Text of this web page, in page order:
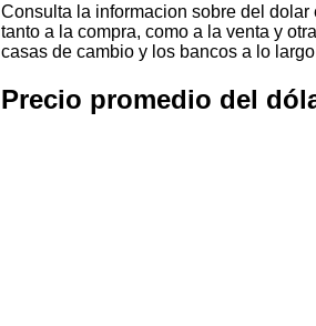
Consulta la informacion sobre del dolar
tanto a la compra, como a la venta y
casas de cambio y los bancos a lo
Precio promedio del